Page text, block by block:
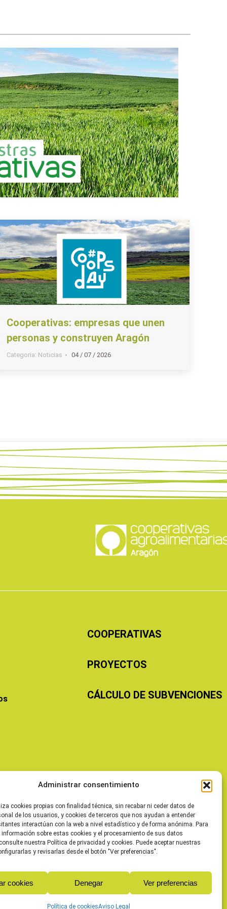
Administrar consentimiento
cookies propias con finalidad técnica, sin recabar ni ceder datos de
de los usuarios, y cookies de terceros que nos ayudan a entender
interactúan con la web a nivel estadístico y de forma anónima. Para
información sobre estas cookies y el procesamiento de sus datos
nuestra Política de privacidad y cookies. Puede aceptar nuestras
y revisarlas desde el botón "Ver preferencias".
cookies Denegar Ver preferencias
Política de cookiesAviso Legal
Cooperativas: empresas que unen
personas y construyen Aragón
Categoria: Noticias 04 / 07 / 2026
COOPERATIVAS
PROYECTOS
CÁLCULO DE SUBVENCIONES